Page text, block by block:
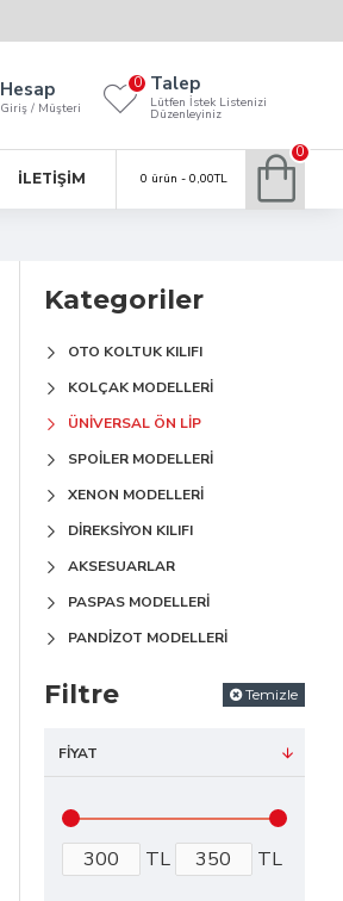
Hesap
Giriş / Müşteri
Talep
Lütfen İstek Listenizi
Düzenleyiniz
0
İLETIŞIM 0 ürün - 0,00TL
0
Kategoriler
OTO KOLTUK KILIFI
KOLÇAK MODELLERI
ÜNIVERSAL ÖN LIP
SPOILER MODELLERI
XENON MODELLERI
DIREKSIYON KILIFI
AKSESUARLAR
PASPAS MODELLERI
PANDIZOT MODELLERI
Filtre Temizle
FIYAT
TL TL